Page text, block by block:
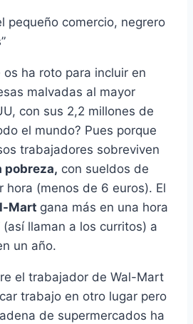
pequeño comercio, negrero
os ha roto para incluir en
malvadas al mayor
con sus 2,2 millones de
el mundo? Pues porque
trabajadores sobreviven
pobreza, con sueldos de
hora (menos de 6 euros). El
Mart gana más en una hora
(así llaman a los curritos) a
un año.
el trabajador de Wal-Mart
trabajo en otro lugar pero
de supermercados ha